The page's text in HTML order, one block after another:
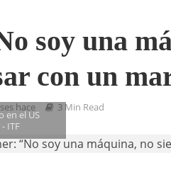
soy una
con un
hace 3 Min Read
en el US
ITF